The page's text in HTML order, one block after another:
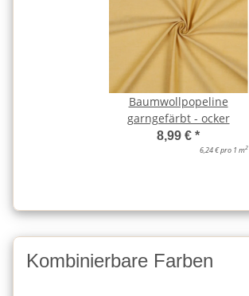
Baumwollpopeline
garngefärbt - ocker
8,99 € *
6,24 € pro 1 m2
Kombinierbare Farben